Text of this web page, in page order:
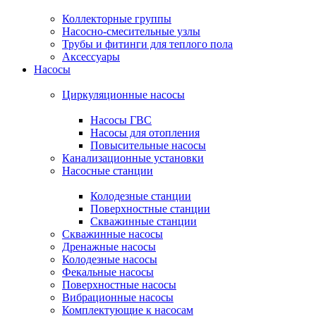
Коллекторные группы
Насосно-смесительные узлы
Трубы и фитинги для теплого пола
Аксессуары
Насосы
Циркуляционные насосы
Насосы ГВС
Насосы для отопления
Повысительные насосы
Канализационные установки
Насосные станции
Колодезные станции
Поверхностные станции
Скважинные станции
Скважинные насосы
Дренажные насосы
Колодезные насосы
Фекальные насосы
Поверхностные насосы
Вибрационные насосы
Комплектующие к насосам